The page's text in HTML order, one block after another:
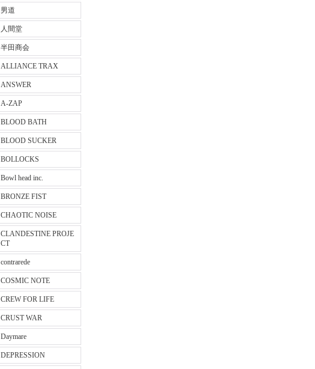
男道
人間堂
半田商会
ALLIANCE TRAX
ANSWER
A-ZAP
BLOOD BATH
BLOOD SUCKER
BOLLOCKS
Bowl head inc.
BRONZE FIST
CHAOTIC NOISE
CLANDESTINE PROJE
CT
contrarede
COSMIC NOTE
CREW FOR LIFE
CRUST WAR
Daymare
DEPRESSION